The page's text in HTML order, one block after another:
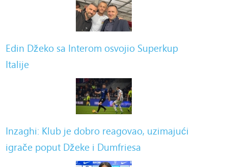
Edin Džeko sa Interom osvojio Superkup
Italije
Inzaghi: Klub je dobro reagovao, uzimajući
igrače poput Džeke i Dumfriesa